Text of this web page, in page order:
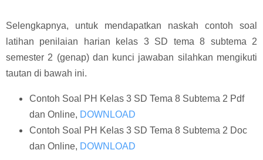
Selengkapnya, untuk mendapatkan naskah contoh soal
latihan penilaian harian kelas 3 SD tema 8 subtema 2
semester 2 (genap) dan kunci jawaban silahkan mengikuti
tautan di bawah ini.
Contoh Soal PH Kelas 3 SD Tema 8 Subtema 2 Pdf
dan Online, DOWNLOAD
Contoh Soal PH Kelas 3 SD Tema 8 Subtema 2 Doc
dan Online, DOWNLOAD